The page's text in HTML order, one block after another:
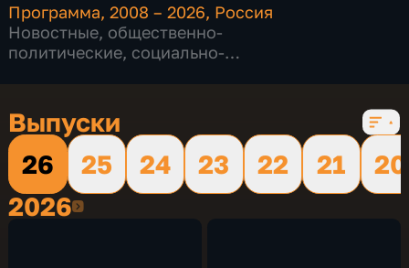
Программа,2008 – 2026, Россия
Новостные, общественно-
политические, социально-
Выпуски
26
25 24 23 22 21
20
20262026